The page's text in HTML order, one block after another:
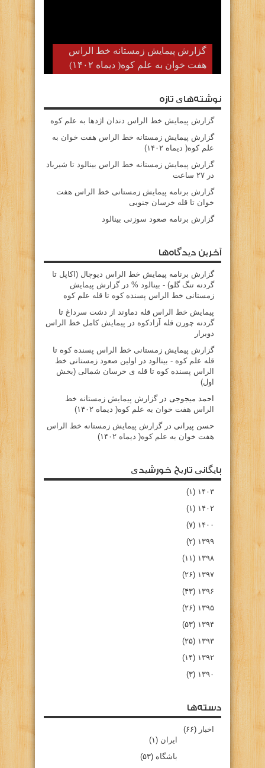
گزارش پیمایش زمستانه خط الراس
هفت خوان به علم کوه( دیماه ۱۴۰۲)
نوشته‌های تازه
گزارش پیمایش خط الراس دندان اژدها به علم کوه
گزارش پیمایش زمستانه خط الراس هفت خوان به
علم کوه( دیماه ۱۴۰۲)
گزارش پیمایش زمستانه خط الراس بینالود تا شیرباد
در ۲۷ ساعت
گزارش برنامه پیمایش زمستانی خط الراس هفت
خوان تا قله خرسان جنوبی
گزارش برنامه صعود سوزنی بینالود
آخرین دیدگاه‌ها
گزارش برنامه پيمايش خط الراس ديوچال (اكاپل تا
گردنه تنگ گلو) - بينالود % درگزارش پیمایش
زمستانی خط الراس پسنده کوه تا قله علم کوه
پيمايش خط الراس قله دماوند از دشت سرداغ تا
گردنه چورن قله آزادكوه در پیمایش کامل خط الراس
دوبرار
گزارش پیمایش زمستانی خط الراس پسنده کوه تا
قله علم کوه - بينالود در
اولین صعود زمستانی خط
الراس پسنده کوه تا قله ی خرسان شمالی (بخش
اول)
احمد میجوجی درگزارش پیمایش زمستانه خط
الراس هفت خوان به علم کوه( دیماه ۱۴۰۲)
حسن پیرانی درگزارش پیمایش زمستانه خط الراس
هفت خوان به علم کوه( دیماه ۱۴۰۲)
بایگانی تاریخ خورشیدی
۱۴۰۳ (۱)
۱۴۰۲ (۱)
۱۴۰۰ (۷)
۱۳۹۹ (۲)
۱۳۹۸ (۱۱)
۱۳۹۷ (۲۶)
۱۳۹۶ (۴۳)
۱۳۹۵ (۲۶)
۱۳۹۴ (۵۳)
۱۳۹۳ (۲۵)
۱۳۹۲ (۱۴)
۱۳۹۰ (۳)
دسته‌ها
اخبار (۶۶)
ایران (۱)
باشگاه (۵۳)